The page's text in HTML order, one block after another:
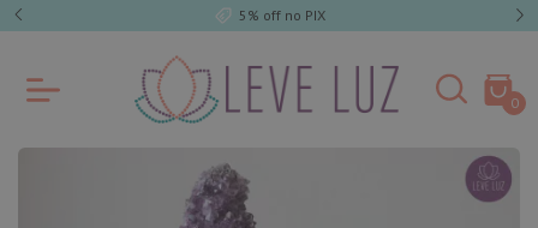
5% off no PIX
0